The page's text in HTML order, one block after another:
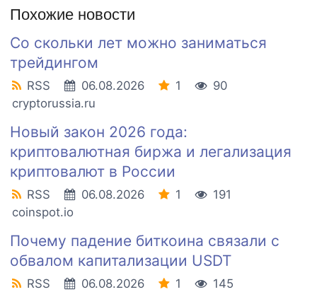
Похожие новости
Со скольки лет можно заниматься
трейдингом
RSS 06.08.2026 1
90
cryptorussia.ru
Новый закон 2026 года:
криптовалютная биржа и легализация
криптовалют в России
RSS 06.08.2026 1
191
coinspot.io
Почему падение биткоина связали с
обвалом капитализации USDT
RSS 06.08.2026 1
145